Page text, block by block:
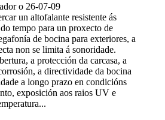
o 26-07-09
un altofalante resistente ás
tempo para un proxecto de
de bocina para exteriores, a
non se limita á sonoridade.
a protección da carcasa, a
a directividade da bocina
a longo prazo en condicións
exposición aos raios UV e